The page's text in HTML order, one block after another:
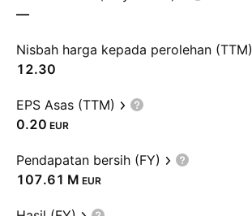
—
Nisbah harga kepada perolehan (TTM)
12.30
EPS Asas (TTM)
0.20 EUR
Pendapatan bersih (FY)
‪107.61 M‬ EUR